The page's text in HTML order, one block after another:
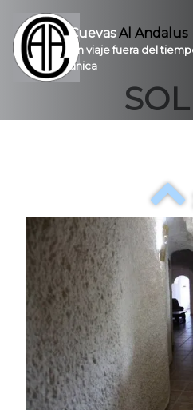
CuevasAl Andalus
Un viaje fuera del
única
Prestaciones
Contacto
Pro
VPC